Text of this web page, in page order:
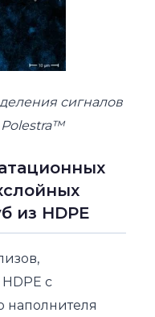
сигналов
из HDPE
с
наполнителя